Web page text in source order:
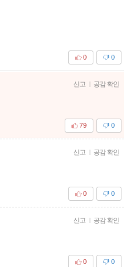
0
0
신고 | 공감 확인
0
79
신고 | 공감 확인
0
0
신고 | 공감 확인
0
0